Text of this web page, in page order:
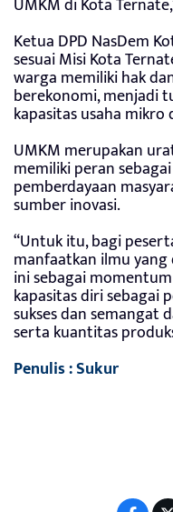
UMKM di Kota
Ketua DPD NasDem
sesuai Misi Kota
warga memiliki hak
berekonomi, menjadi
kapasitas usaha mikro
UMKM merupakan
memiliki peran
pemberdayaan
sumber inovasi.
“Untuk itu, bagi
manfaatkan ilmu
ini sebagai
kapasitas diri sebagai
sukses dan semangat
serta kuantitas
Penulis : Sukur